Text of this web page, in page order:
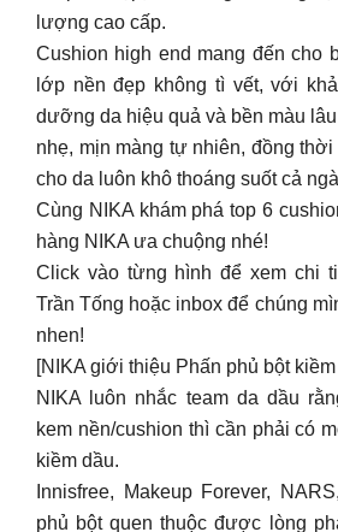
cho da luôn khô thoáng suốt cả
Cùng NIKA khám phá top 6
hàng NIKA ưa chuộng nhé!
Click vào từng hình để xem chi
Trần Tống hoặc inbox để chúng
nhen!
[NIKA giới thiệu Phấn phủ bột
NIKA luôn nhắc team da dầu
kem nền/cushion thì cần phải có
kiềm dầu.
Innisfree, Makeup Forever,
phủ bột quen thuộc được lòng
gần đây NIKA để ý các thầy cô
xu hướng chọn thêm các dòng
high end đó.
Cùng NIKA điểm qua vài dòng
local được chúng mình chọn lựa